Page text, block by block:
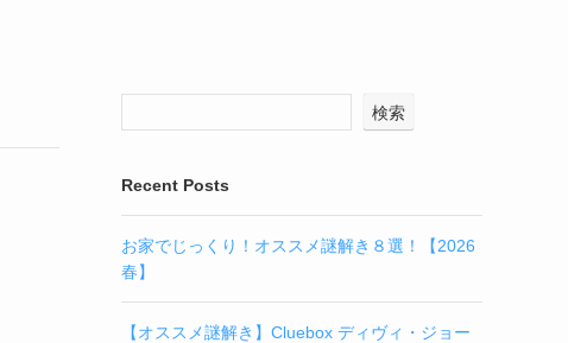
検索
Recent Posts
お家でじっくり！オススメ謎解き８選！【2026
春】
【オススメ謎解き】Cluebox ディヴィ・ジョー